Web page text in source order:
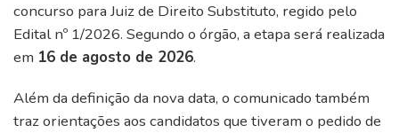
concurso para Juiz de Direito Substituto, regido pelo
Edital nº 1/2026. Segundo o órgão, a etapa será realizada
em 16 de agosto de 2026.
Além da definição da nova data, o comunicado também
traz orientações aos candidatos que tiveram o pedido de